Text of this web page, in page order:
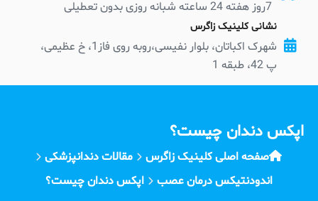
7روز هفته 24 ساعته شبانه روزی بدون تعطیلی
نشانی کلینیک زاگرس
شهرک اکباتان، بلوار نفیسی،روبه روی فاز1، خ عظیمی،
پ 42، طبقه 1
اپکس دندان چیست؟
صفحه اصلی کلینیک زاگرس
مقالات دندانپزشکی
اندودنتیکس درمان عصب
اپکس دندان چیست؟